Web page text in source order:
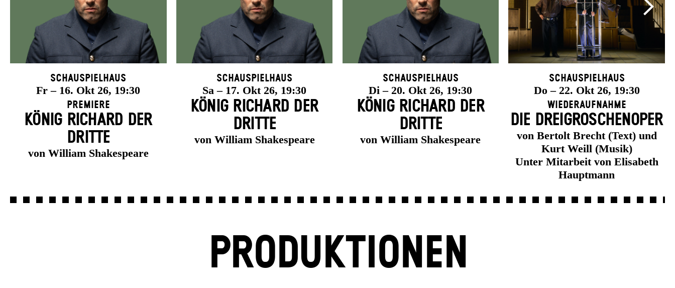
Schauspielhaus
Fr – 16. Okt 26, 19:30
Premiere
KÖNIG RICHARD DER
DRITTE
von William Shakespeare
Schauspielhaus
Sa – 17. Okt 26, 19:30
KÖNIG RICHARD DER
DRITTE
von William Shakespeare
Schauspielhaus
Di – 20. Okt 26, 19:30
KÖNIG RICHARD DER
DRITTE
von William Shakespeare
Schauspielhaus
Do – 22. Okt 26, 19:30
Wiederaufnahme
DIE DREI­GROSCHEN­OPER
von Bertolt Brecht (Text) und
Kurt Weill (Musik)
Unter Mitarbeit von Elisabeth
Hauptmann
PRODUKTIONEN